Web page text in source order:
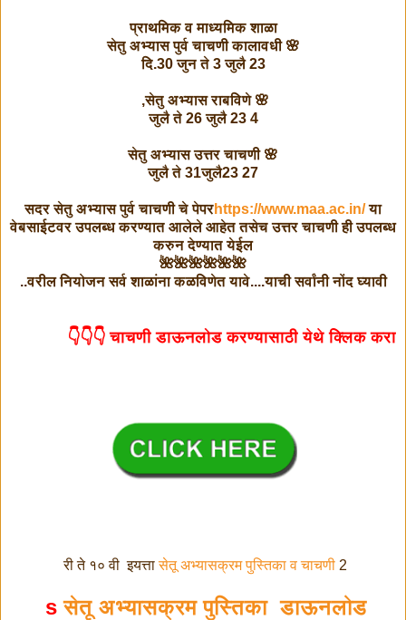
प्राथमिक व माध्यमिक शाळा
🌸 सेतु अभ्यास पुर्व चाचणी कालावधी
दि.30 जुन ते 3 जुलै 23
🌸 सेतु अभ्यास राबविणे,
4 जुलै ते 26 जुलै 23
🌸 सेतु अभ्यास उत्तर चाचणी
27 जुलै ते 31जुलै23
सदर सेतु अभ्यास पुर्व चाचणी चे पेपरhttps://www.maa.ac.in/या
वेबसाईटवर उपलब्ध करण्यात आलेले आहेत तसेच उत्तर चाचणी ही उपलब्ध
करुन देण्यात येईल
🌺🌺🌺🌺🌺🌺
वरील नियोजन सर्व शाळांना कळविणेत यावे....याची सर्वांनी नोंद घ्यावी..
चाचणी डाऊनलोड करण्यासाठी येथे क्लिक करा 👇👇👇
2 री ते १० वी इयत्ता
सेतू अभ्यासक्रम पुस्तिका व चाचणी
sसेतू अभ्यासक्रम पुस्तिका डाऊनलोड